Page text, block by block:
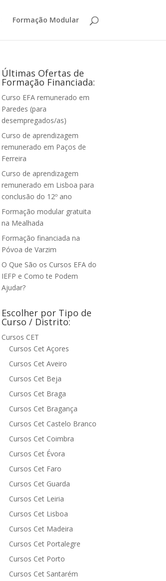
Formação Modular
Últimas Ofertas de
Formação Financiada:
Curso EFA remunerado em
Paredes (para
desempregados/as)
Curso de aprendizagem
remunerado em Paços de
Ferreira
Curso de aprendizagem
remunerado em Lisboa para
conclusão do 12º ano
Formação modular gratuita
na Mealhada
Formação financiada na
Póvoa de Varzim
O Que São os Cursos EFA do
IEFP e Como te Podem
Ajudar?
Escolher por Tipo de
Curso / Distrito:
Cursos CET
Cursos Cet Açores
Cursos Cet Aveiro
Cursos Cet Beja
Cursos Cet Braga
Cursos Cet Bragança
Cursos Cet Castelo Branco
Cursos Cet Coimbra
Cursos Cet Évora
Cursos Cet Faro
Cursos Cet Guarda
Cursos Cet Leiria
Cursos Cet Lisboa
Cursos Cet Madeira
Cursos Cet Portalegre
Cursos Cet Porto
Cursos Cet Santarém